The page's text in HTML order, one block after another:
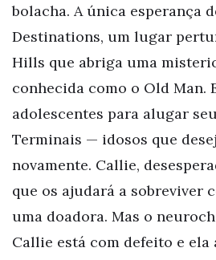
bolacha. A única esperança
Destinations, um lugar
Hills que abriga uma
conhecida como o Old Man.
adolescentes para alugar
Terminais — idosos que
novamente. Callie,
que os ajudará a sobreviver
uma doadora. Mas o
Callie está com defeito e ela